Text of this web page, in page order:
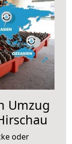
Umzug
oder